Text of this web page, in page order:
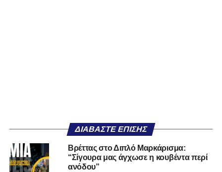
ΔΙΑΒΆΣΤΕ ΕΠΊΣΗΣ
Βρέττας στο Διπλό Μαρκάρισμα:
“Σίγουρα μας άγχωσε η κουβέντα περί
ανόδου”